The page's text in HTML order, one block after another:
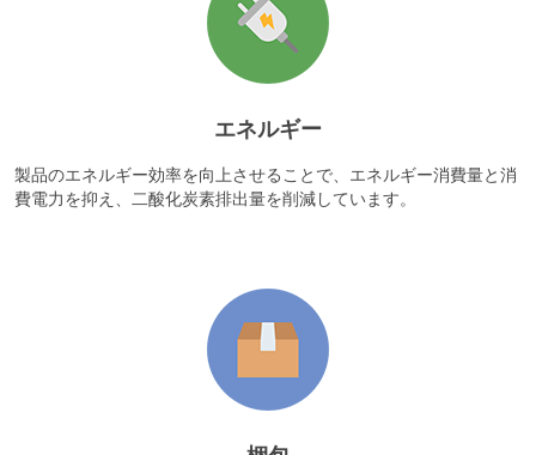
エネルギー
製品のエネルギー効率を向上させることで、エネルギー消費量と消
費電力を抑え、二酸化炭素排出量を削減しています。